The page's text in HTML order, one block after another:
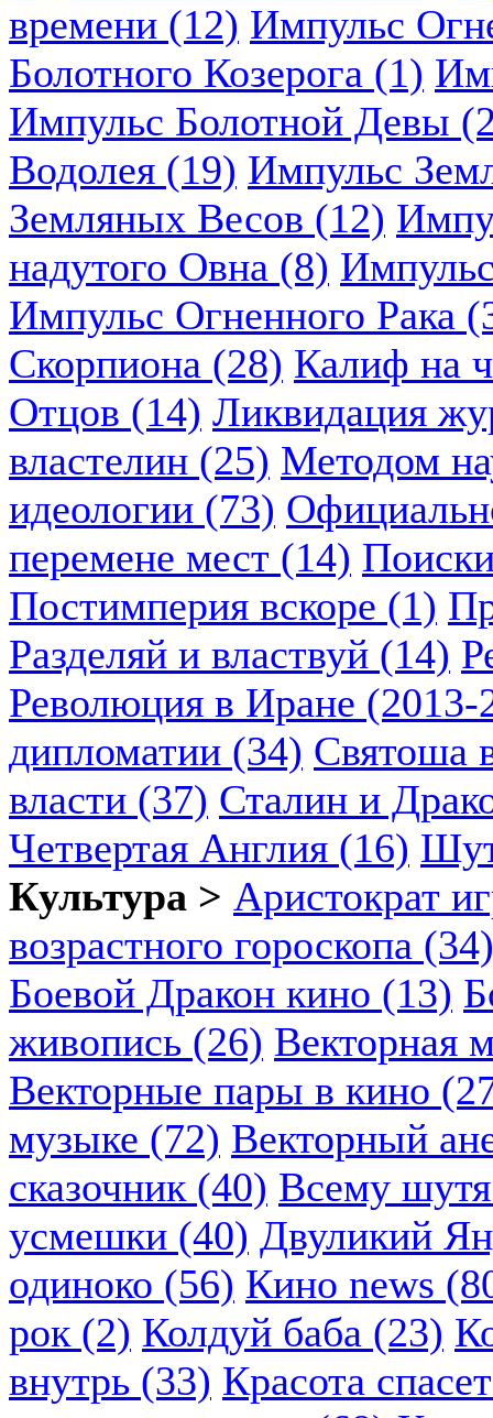
времени (12) Импульс
Болотного Козерога (1)
Импульс Болотной Девы
Водолея (19) Импульс
Земляных Весов (12)
надутого Овна (8)
Импульс Огненного Рака
Скорпиона (28) Калиф на
Отцов (14) Ликвидация
властелин (25) Методом
идеологии (73)
перемене мест (14)
Постимперия вскоре (1)
Разделяй и властвуй (14)
Революция в Иране (2013-
дипломатии (34) Святоша
власти (37) Сталин и
Четвертая Англия (16)
Культура > Аристократ
возрастного гороскопа (34)
Боевой Дракон кино (13)
живопись (26) Векторная
Векторные пары в кино
музыке (72) Векторный
сказочник (40) Всему
усмешки (40) Двуликий
одиноко (56) Кино news
рок (2) Колдуй баба (23)
внутрь (33) Красота